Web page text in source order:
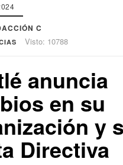
C
Visto: 10788
anuncia
en su
y
Directiva